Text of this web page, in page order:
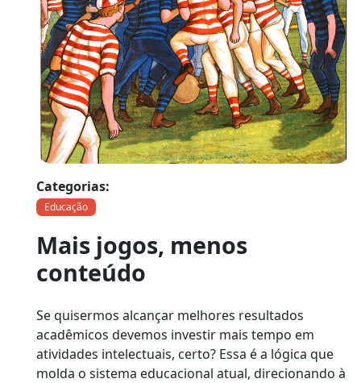
Categorias:
Educação
Mais jogos, menos
conteúdo
Se quisermos alcançar melhores resultados
acadêmicos devemos investir mais tempo em
atividades intelectuais, certo? Essa é a lógica que
molda o sistema educacional atual, direcionando à